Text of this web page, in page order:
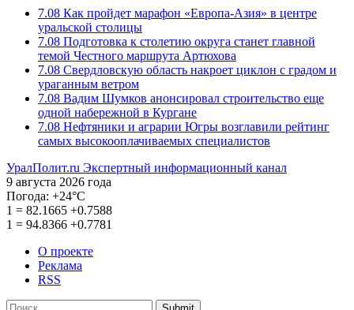
7.08 Как пройдет марафон «Европа-Азия» в центре
уральской столицы
7.08 Подготовка к столетию округа станет главной
темой Честного маршрута Артюхова
7.08 Свердловскую область накроет циклон с градом и
ураганным ветром
7.08 Вадим Шумков анонсировал строительство еще
одной набережной в Кургане
7.08 Нефтяники и аграрии Югры возглавили рейтинг
самых высокооплачиваемых специалистов
УралПолит.ru Экспертный информационный канал
9 августа 2026 года
Погода: +24°С
1 = 82.1665 +0.7588
1 = 94.8366 +0.7781
О проекте
Реклама
RSS